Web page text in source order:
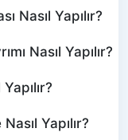
Nasıl Yapılır?
Nasıl Yapılır?
Yapılır?